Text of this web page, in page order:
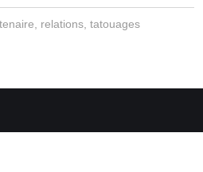
relations, tatouages